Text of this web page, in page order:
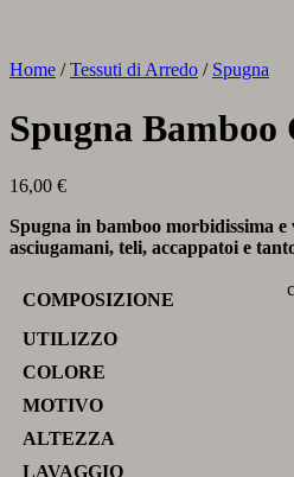
Home / Tessuti di Arredo / Spugna
Spugna Bamboo
16,00 €
Spugna in bamboo morbidissima
asciugamani, teli, accappatoi e
COMPOSIZIONE
UTILIZZO
COLORE
MOTIVO
ALTEZZA
LAVAGGIO